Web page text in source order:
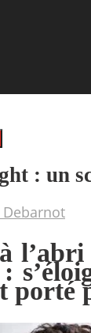
: un
Debarnot